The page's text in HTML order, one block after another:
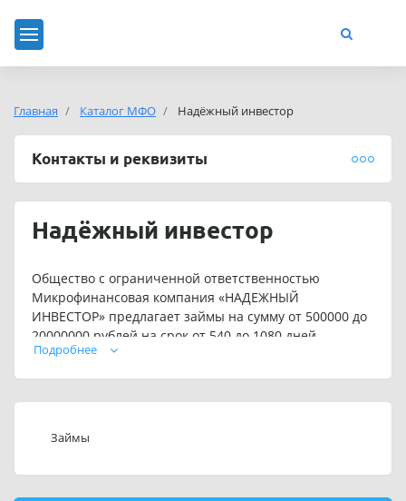
Главная Каталог МФО Надёжный инвестор
Контакты и реквизиты
Надёжный инвестор
Общество с ограниченной ответственностью
Микрофинансовая компания «НАДЕЖНЫЙ
ИНВЕСТОР» предлагает займы на сумму от 500000 до
20000000 рублей на срок от 540 до 1080 дней.
индивидуальные условия кредитования.
ИНВЕСТОР»: 88632020200.
ИНВЕСТОР»:mfo@rost-investor.ru
Подробнее
Займы